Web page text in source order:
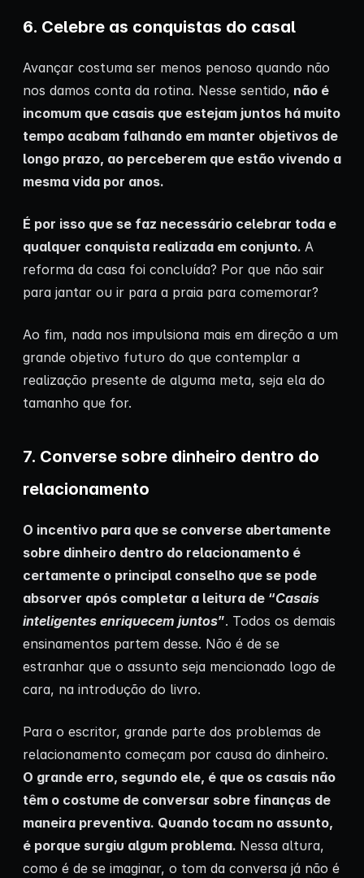
6. Celebre as conquistas do casal
Avançar costuma ser menos penoso quando não
nos damos conta da rotina. Nesse sentido, não é
incomum que casais que estejam juntos há muito
tempo acabam falhando em manter objetivos de
longo prazo, ao perceberem que estão vivendo a
mesma vida por anos.
É por isso que se faz necessário celebrar toda e
qualquer conquista realizada em conjunto. A
reforma da casa foi concluída? Por que não sair
para jantar ou ir para a praia para comemorar?
Ao fim, nada nos impulsiona mais em direção a um
grande objetivo futuro do que contemplar a
realização presente de alguma meta, seja ela do
tamanho que for.
7. Converse sobre dinheiro dentro do
relacionamento
O incentivo para que se converse abertamente
sobre dinheiro dentro do relacionamento é
certamente o principal conselho que se pode
absorver após completar a leitura de “Casais
inteligentes enriquecem juntos”. Todos os demais
ensinamentos partem desse. Não é de se
estranhar que o assunto seja mencionado logo de
cara, na introdução do livro.
Para o escritor, grande parte dos problemas de
relacionamento começam por causa do dinheiro.
O grande erro, segundo ele, é que os casais não
têm o costume de conversar sobre finanças de
maneira preventiva. Quando tocam no assunto,
é porque surgiu algum problema. Nessa altura,
como é de se imaginar, o tom da conversa já não é